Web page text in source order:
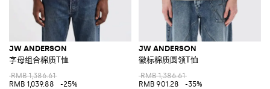
JW ANDERSON
字母组合棉质T恤
RMB 1,386.61
RMB 1,039.88
-25%
JW ANDERSON
徽标棉质圆领T恤
RMB 1,386.61
RMB 901.28
-35%